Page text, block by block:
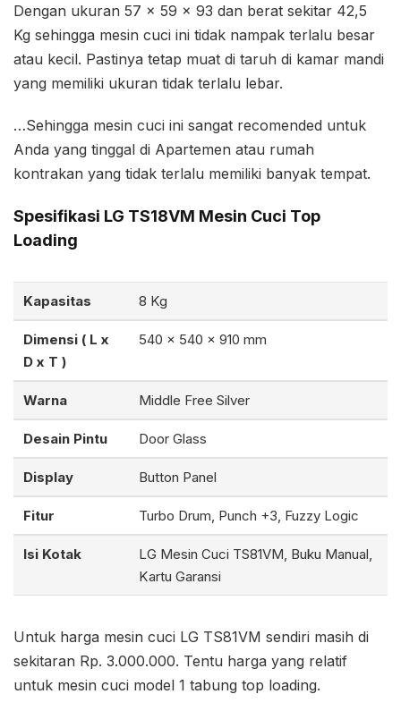
Dengan ukuran 57 x 59 x 93 dan berat sekitar 42,5
Kg sehingga mesin cuci ini tidak nampak terlalu besar
atau kecil. Pastinya tetap muat di taruh di kamar mandi
yang memiliki ukuran tidak terlalu lebar.
…Sehingga mesin cuci ini sangat recomended untuk
Anda yang tinggal di Apartemen atau rumah
kontrakan yang tidak terlalu memiliki banyak tempat.
Spesifikasi LG TS18VM Mesin Cuci Top
Loading
Kapasitas 8 Kg
Dimensi ( L x
D x T )
540 x 540 x 910 mm
Warna Middle Free Silver
Desain Pintu Door Glass
Display Button Panel
Fitur Turbo Drum, Punch +3, Fuzzy Logic
Isi Kotak
LG Mesin Cuci TS81VM, Buku Manual,
Kartu Garansi
Untuk harga mesin cuci LG TS81VM sendiri masih di
sekitaran Rp. 3.000.000. Tentu harga yang relatif
untuk mesin cuci model 1 tabung top loading.